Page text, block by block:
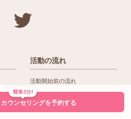
活動の流れ
活動開始前の流れ
入会後の活動の流れ
簡単3分!
ウンセリングを予約する